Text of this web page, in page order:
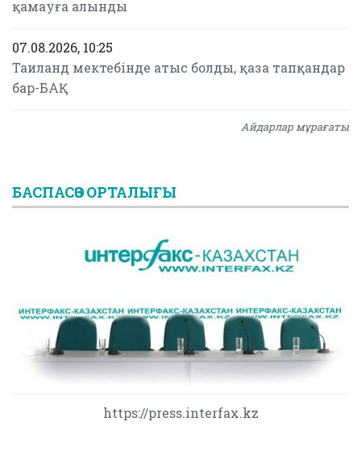
қамауға алынды
07.08.2026, 10:25
Таиланд мектебінде атыс болды, қаза тапқандар
бар-БАҚ
Айдарлар мұрағаты
БАСПАСӨЗ ОРТАЛЫҒЫ
https://press.interfax.kz